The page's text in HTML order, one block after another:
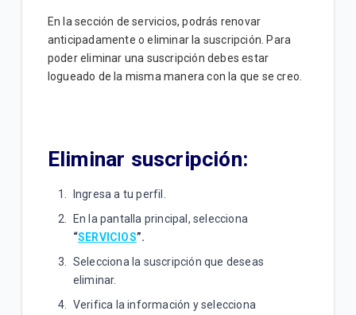
En la sección de servicios, podrás renovar
anticipadamente o eliminar la suscripción. Para
poder eliminar una suscripción debes estar
logueado de la misma manera con la que se creo.
Eliminar suscripción:
Ingresa a tu perfil.
En la pantalla principal, selecciona
“SERVICIOS”.
Selecciona la suscripción que deseas
eliminar.
Verifica la información y selecciona